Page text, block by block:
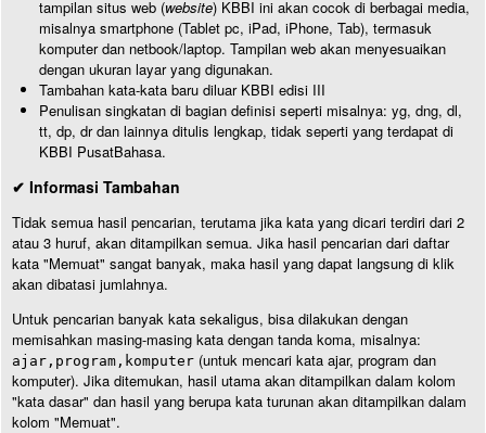
tampilan situs web (website) KBBI ini akan cocok di berbagai media,
misalnya smartphone (Tablet pc, iPad, iPhone, Tab), termasuk
komputer dan netbook/laptop. Tampilan web akan menyesuaikan
dengan ukuran layar yang digunakan.
Tambahan kata-kata baru diluar KBBI edisi III
Penulisan singkatan di bagian definisi seperti misalnya: yg, dng, dl,
tt, dp, dr dan lainnya ditulis lengkap, tidak seperti yang terdapat di
KBBI PusatBahasa.
✔ Informasi Tambahan
Tidak semua hasil pencarian, terutama jika kata yang dicari terdiri dari 2
atau 3 huruf, akan ditampilkan semua. Jika hasil pencarian dari daftar
kata "Memuat" sangat banyak, maka hasil yang dapat langsung di klik
akan dibatasi jumlahnya.
Untuk pencarian banyak kata sekaligus, bisa dilakukan dengan
memisahkan masing-masing kata dengan tanda koma, misalnya:
ajar,program,komputer (untuk mencari kata ajar, program dan
komputer). Jika ditemukan, hasil utama akan ditampilkan dalam kolom
"kata dasar" dan hasil yang berupa kata turunan akan ditampilkan dalam
kolom "Memuat".